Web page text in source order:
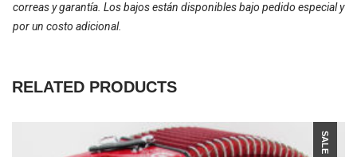
correas y garantía. Los bajos están disponibles bajo pedido especial y
por un costo adicional.
RELATED PRODUCTS
SALE